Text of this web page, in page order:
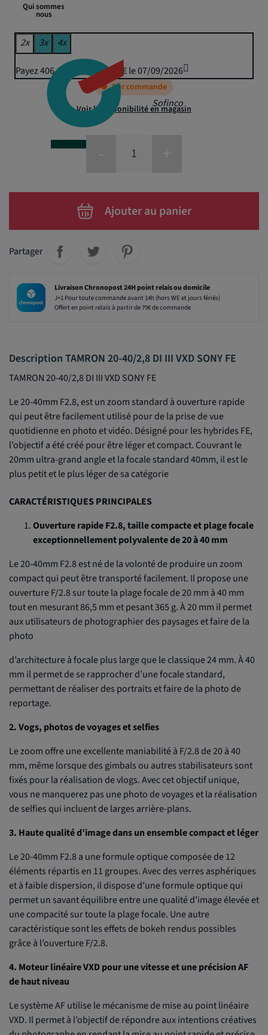
Qui sommes
nous
Sofinco
2x 3x 4x
Payez 406,82 € puis 399,95 € le 07/09/2026
Sur commande
Voir la disponibilité en magasin
Ajouter au panier
Partager
Livraison Chronopost 24H point relais ou domicile
J+1 Pour toute commande avant 14h (hors WE et jours fériés)
Offert en point relais à partir de 79€ de commande
Description TAMRON 20-40/2,8 DI III VXD SONY FE
TAMRON 20-40/2,8 DI III VXD SONY FE
Le 20-40mm F2.8, est un zoom standard à ouverture rapide
qui peut être facilement utilisé pour de la prise de vue
quotidienne en photo et vidéo. Désigné pour les hybrides FE,
l’objectif a été créé pour être léger et compact. Couvrant le
20mm ultra-grand angle et la focale standard 40mm, il est le
plus petit et le plus léger de sa catégorie
CARACTÉRISTIQUES PRINCIPALES
Ouverture rapide F2.8, taille compacte et plage focale
exceptionnellement polyvalente de 20 à 40 mm
Le 20-40mm F2.8 est né de la volonté de produire un zoom
compact qui peut être transporté facilement. Il propose une
ouverture F/2.8 sur toute la plage focale de 20 mm à 40 mm
tout en mesurant 86,5 mm et pesant 365 g. À 20 mm il permet
aux utilisateurs de photographier des paysages et faire de la
photo
d’architecture à focale plus large que le classique 24 mm. À 40
mm il permet de se rapprocher d’une focale standard,
permettant de réaliser des portraits et faire de la photo de
reportage.
2. Vogs, photos de voyages et selfies
Le zoom offre une excellente maniabilité à F/2.8 de 20 à 40
mm, même lorsque des gimbals ou autres stabilisateurs sont
fixés pour la réalisation de vlogs. Avec cet objectif unique,
vous ne manquerez pas une photo de voyages et la réalisation
de selfies qui incluent de larges arrière-plans.
3. Haute qualité d’image dans un ensemble compact et léger
Le 20-40mm F2.8 a une formule optique composée de 12
éléments répartis en 11 groupes. Avec des verres asphériques
et à faible dispersion, il dispose d’une formule optique qui
permet un savant équilibre entre une qualité d’image élevée et
une compacité sur toute la plage focale. Une autre
caractéristique sont les effets de bokeh rendus possibles
grâce à l’ouverture F/2.8.
4. Moteur linéaire VXD pour une vitesse et une précision AF
de haut niveau
Le système AF utilise le mécanisme de mise au point linéaire
VXD. Il permet à l’objectif de répondre aux intentions créatives